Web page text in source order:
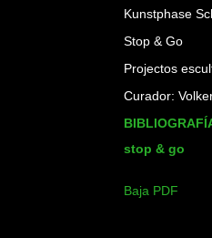
Kunstphase
Stop & Go
Projectos
Curador:
stop & go
Baja PDF